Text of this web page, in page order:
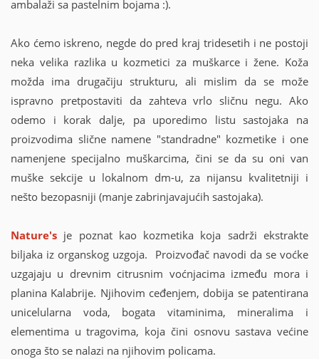
ambalaži sa pastelnim bojama :).
Ako ćemo iskreno, negde do pred kraj tridesetih i ne postoji
neka velika razlika u kozmetici za muškarce i žene. Koža
možda ima drugačiju strukturu, ali mislim da se može
ispravno pretpostaviti da zahteva vrlo sličnu negu. Ako
odemo i korak dalje, pa uporedimo listu sastojaka na
proizvodima slične namene "standradne" kozmetike i one
namenjene specijalno muškarcima, čini se da su oni van
muške sekcije u lokalnom dm-u, za nijansu kvalitetniji i
nešto bezopasniji (manje zabrinjavajućih sastojaka).
Nature's je poznat kao kozmetika koja sadrži ekstrakte
biljaka iz organskog uzgoja. Proizvođač navodi da se voćke
uzgajaju u drevnim citrusnim voćnjacima između mora i
planina Kalabrije. Njihovim ceđenjem, dobija se patentirana
unicelularna voda, bogata vitaminima, mineralima i
elementima u tragovima, koja čini osnovu sastava većine
onoga što se nalazi na njihovim policama.